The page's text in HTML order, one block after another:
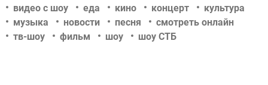
видео с шоу
еда кино концерт
культура
музыка
новости песня
смотреть онлайн
тв-шоу
фильм шоу шоу СТБ